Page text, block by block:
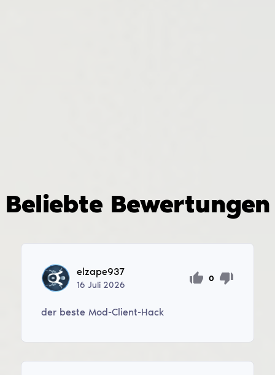
Beliebte Bewertungen
elzape937
16Juli 2026
0
der beste Mod-Client-Hack